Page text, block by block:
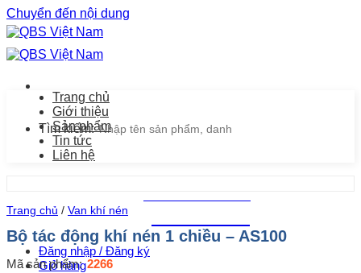
Chuyển đến nội dung
Tìm kiếm:
Đăng nhập / Đăng ký
Giỏ hàng
Trang chủ
Giới thiệu
Sản phẩm
Tin tức
Liên hệ
Trang chủ / Van khí nén
Bộ tác động khí nén 1 chiều – AS100
Mã sản phẩm: 2266